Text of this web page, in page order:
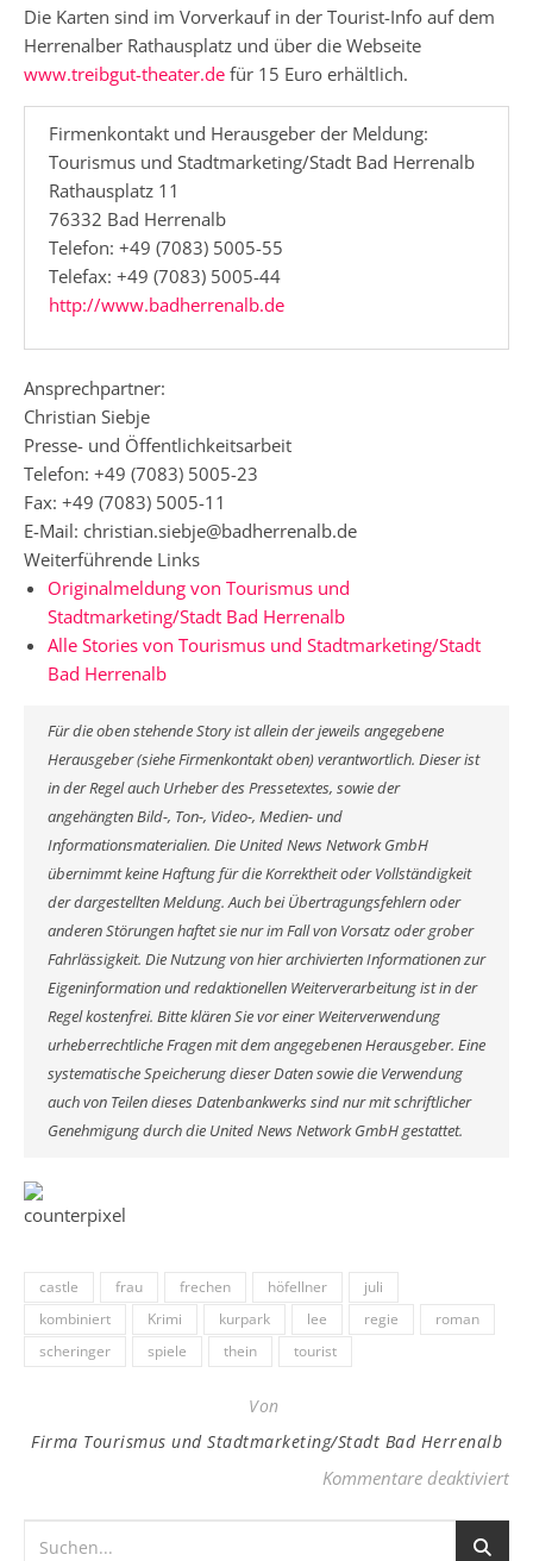
Die Karten sind im Vorverkauf in der Tourist-Info auf dem
Herrenalber Rathausplatz und über die Webseite
www.treibgut-theater.de für 15 Euro erhältlich.
Firmenkontakt und Herausgeber der Meldung:
Tourismus und Stadtmarketing/Stadt Bad Herrenalb
Rathausplatz 11
76332 Bad Herrenalb
Telefon: +49 (7083) 5005-55
Telefax: +49 (7083) 5005-44
http://www.badherrenalb.de
Ansprechpartner:
Christian Siebje
Presse- und Öffentlichkeitsarbeit
Telefon: +49 (7083) 5005-23
Fax: +49 (7083) 5005-11
E-Mail: christian.siebje@badherrenalb.de
Weiterführende Links
Originalmeldung von Tourismus und
Stadtmarketing/Stadt Bad Herrenalb
Alle Stories von Tourismus und Stadtmarketing/Stadt
Bad Herrenalb
Für die oben stehende Story ist allein der jeweils angegebene
Herausgeber (siehe Firmenkontakt oben) verantwortlich. Dieser ist
in der Regel auch Urheber des Pressetextes, sowie der
angehängten Bild-, Ton-, Video-, Medien- und
Informationsmaterialien. Die United News Network GmbH
übernimmt keine Haftung für die Korrektheit oder Vollständigkeit
der dargestellten Meldung. Auch bei Übertragungsfehlern oder
anderen Störungen haftet sie nur im Fall von Vorsatz oder grober
Fahrlässigkeit. Die Nutzung von hier archivierten Informationen zur
Eigeninformation und redaktionellen Weiterverarbeitung ist in der
Regel kostenfrei. Bitte klären Sie vor einer Weiterverwendung
urheberrechtliche Fragen mit dem angegebenen Herausgeber. Eine
systematische Speicherung dieser Daten sowie die Verwendung
auch von Teilen dieses Datenbankwerks sind nur mit schriftlicher
Genehmigung durch die United News Network GmbH gestattet.
castle frau frechen höfellner
juli
kombiniert
Krimi kurpark lee regie
roman
scheringer
spiele thein tourist
Von
Firma Tourismus und Stadtmarketing/Stadt Bad Herrenalb
Kommentare deaktiviertfür